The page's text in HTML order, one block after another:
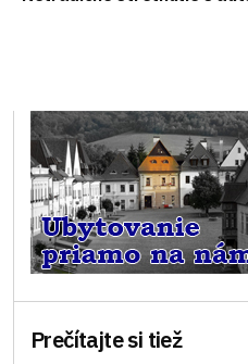
Prečítajte si tiež